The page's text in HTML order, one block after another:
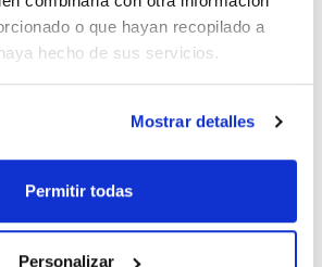
o que hayan recopilado a
hecho de sus servicios.
Mostrar detalles
Permitir todas
Personalizar
COA
descargas
con esta imagen son
entrega inmediata.